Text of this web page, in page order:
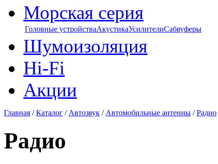
Морская серия
Головные устройстваАкустикаУсилителиСабвуферы
Шумоизоляция
Hi-Fi
Акции
Главная /Каталог / Автозвук / Автомобильные антенны /Радио
Радио